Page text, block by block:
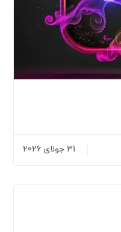
31 جولای 2026